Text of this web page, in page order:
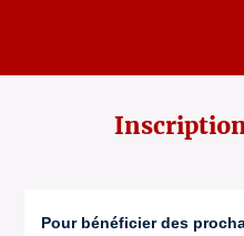
Pour bénéficier des